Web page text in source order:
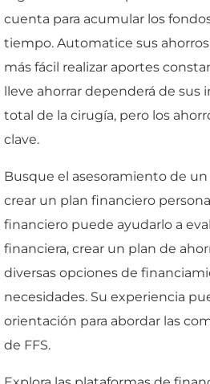
cuenta para acumular los
tiempo. Automatice sus
más fácil realizar aportes
lleve ahorrar dependerá de sus
total de la cirugía, pero los
clave.
Busque el asesoramiento de
crear un plan financiero
financiero puede ayudarlo a
financiera, crear un plan de
diversas opciones de
necesidades. Su experiencia
orientación para abordar las
de FFS.